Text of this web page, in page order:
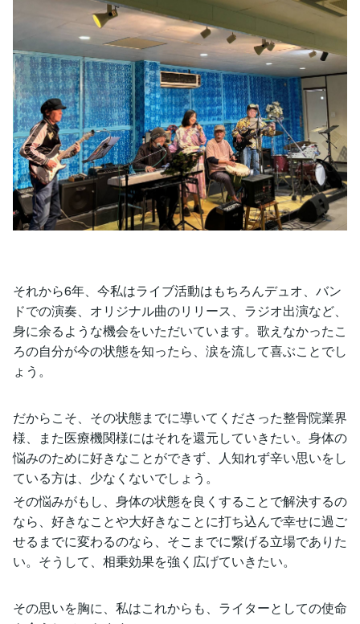
それから6年、今私はライブ活動はもちろんデュオ、バン
ドでの演奏、オリジナル曲のリリース、ラジオ出演など、
身に余るような機会をいただいています。歌えなかったこ
ろの自分が今の状態を知ったら、涙を流して喜ぶことでし
ょう。
だからこそ、その状態までに導いてくださった整骨院業界
様、また医療機関様にはそれを還元していきたい。身体の
悩みのために好きなことができず、人知れず辛い思いをし
ている方は、少なくないでしょう。
その悩みがもし、身体の状態を良くすることで解決するの
なら、好きなことや大好きなことに打ち込んで幸せに過ご
せるまでに変わるのなら、そこまでに繋げる立場でありた
い。そうして、相乗効果を強く広げていきたい。
その思いを胸に、私はこれからも、ライターとしての使命